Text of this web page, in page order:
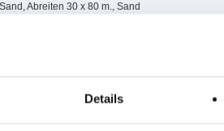
Details
Abreiten 30 x 80 m., Sand
nachm.: 18,19,20,21,23,24,25,26,29